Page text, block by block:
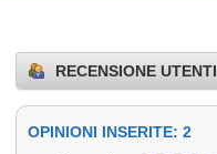
RECENSIONE UTENTI
OPINIONI INSERITE: 2